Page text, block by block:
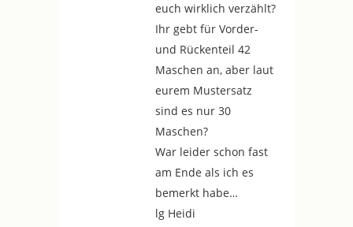
euch wirklich verzählt?
Ihr gebt für Vorder-
und Rückenteil 42
Maschen an, aber laut
eurem Mustersatz
sind es nur 30
Maschen?
War leider schon fast
am Ende als ich es
bemerkt habe…
lg Heidi